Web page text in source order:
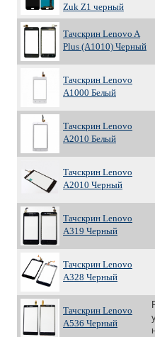
Zuk Z1 черный
Тачскрин Lenovo A
Plus (A1010) Черный
Тачскрин Lenovo
A1000 Белый
Тачскрин Lenovo
A2010 Белый
Тачскрин Lenovo
A2010 Черный
Тачскрин Lenovo
A319 Черный
Тачскрин Lenovo
A328 Черный
Тачскрин Lenovo
A536 Черный